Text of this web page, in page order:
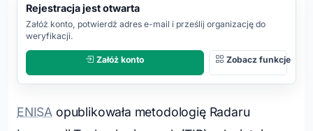
REJESTRACJA
OTWARTA
REJESTRACJA OTWARTA
Rejestracja jest otwarta
Załóż konto, potwierdź adres e-mail i prześlij organizację do
weryfikacji.
Załóż konto Zobacz funkcje
ENISA opublikowała metodologię Radaru